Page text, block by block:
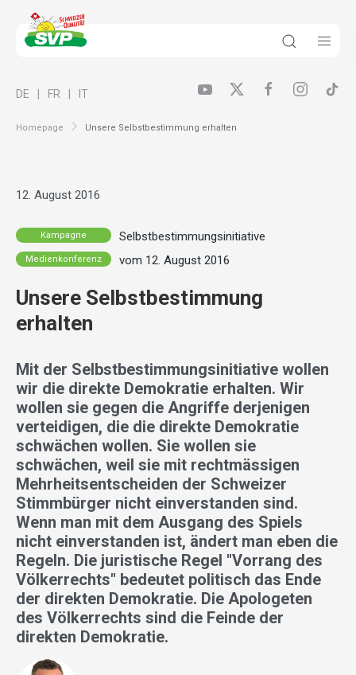
Homepage Unsere Selbstbestimmung erhalten
DE FR IT
12. August 2016
Kampagne Selbstbestimmungsinitiative
Medienkonferenz vom 12. August 2016
Unsere Selbstbestimmung
erhalten
Mit der Selbstbestimmungsinitiative wollen
wir die direkte Demokratie erhalten. Wir
wollen sie gegen die Angriffe derjenigen
verteidigen, die die direkte Demokratie
schwächen wollen. Sie wollen sie
schwächen, weil sie mit rechtmässigen
Mehrheitsentscheiden der Schweizer
Stimmbürger nicht einverstanden sind.
Wenn man mit dem Ausgang des Spiels
nicht einverstanden ist, ändert man eben die
Regeln. Die juristische Regel "Vorrang des
Völkerrechts" bedeutet politisch das Ende
der direkten Demokratie. Die Apologeten
des Völkerrechts sind die Feinde der
direkten Demokratie.